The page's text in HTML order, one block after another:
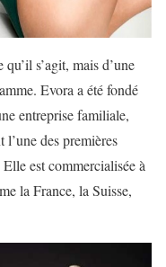
s’agit, mais d’une
Evora a été fondé
entreprise familiale,
des premières
est commercialisée à
la France, la Suisse,